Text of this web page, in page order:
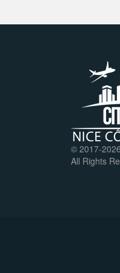
© 2017-
All Rights